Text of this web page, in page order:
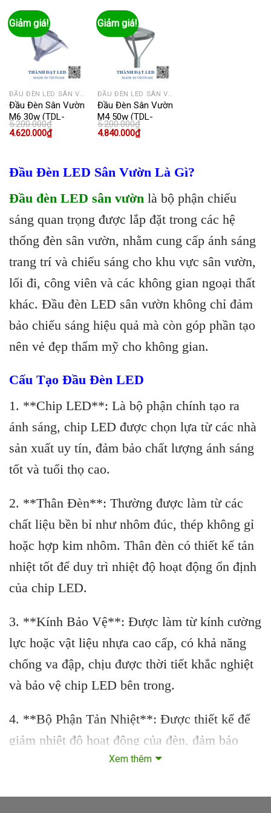
Giảm giá!
ĐẦU ĐÈN LED SÂN VƯỜN
Đầu Đèn Sân Vườn
M6 30w (TDL-
DNSVMM6)
5.200.000₫
Giá
4.620.000₫Giá
hiện
Giảm giá!
ĐẦU ĐÈN LED SÂN VƯỜN
Đầu Đèn Sân Vườn
M4 50w (TDL-
DNSVMM4)
5.200.000₫
Giá
4.840.000₫Giá
hiện
Đầu Đèn LED Sân Vườn Là Gì?
Đầu đèn LED sân vườn là bộ phận chiếu
sáng quan trọng được lắp đặt trong các hệ
thống đèn sân vườn, nhằm cung cấp ánh sáng
trang trí và chiếu sáng cho khu vực sân vườn,
lối đi, công viên và các không gian ngoại thất
khác. Đầu đèn LED sân vườn không chỉ đảm
bảo chiếu sáng hiệu quả mà còn góp phần tạo
nên vẻ đẹp thẩm mỹ cho không gian.
Cấu Tạo Đầu Đèn LED
1. **Chip LED**: Là bộ phận chính tạo ra
ánh sáng, chip LED được chọn lựa từ các nhà
sản xuất uy tín, đảm bảo chất lượng ánh sáng
tốt và tuổi thọ cao.
2. **Thân Đèn**: Thường được làm từ các
chất liệu bền bỉ như nhôm đúc, thép không gỉ
hoặc hợp kim nhôm. Thân đèn có thiết kế tản
nhiệt tốt để duy trì nhiệt độ hoạt động ổn định
của chip LED.
3. **Kính Bảo Vệ**: Được làm từ kính cường
lực hoặc vật liệu nhựa cao cấp, có khả năng
chống va đập, chịu được thời tiết khắc nghiệt
và bảo vệ chip LED bên trong.
4. **Bộ Phận Tản Nhiệt**: Được thiết kế để
giảm nhiệt độ hoạt động của đèn, đảm bảo
tuổi thọ và hiệu suất chiếu sáng cao nhất của
Xem thêm